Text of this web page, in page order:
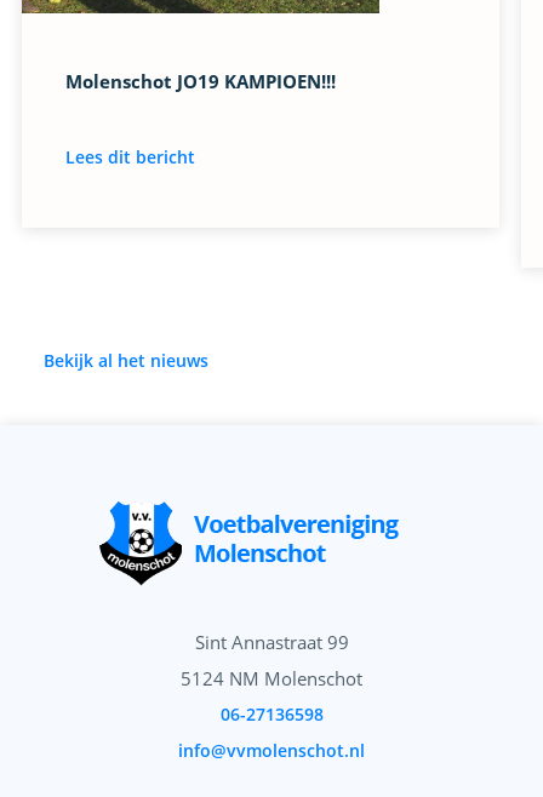
Molenschot JO19 KAMPIOEN!!!
Lees dit bericht
Bekijk al het nieuws
Sint Annastraat 99
5124 NM Molenschot
06-27136598
info@vvmolenschot.nl